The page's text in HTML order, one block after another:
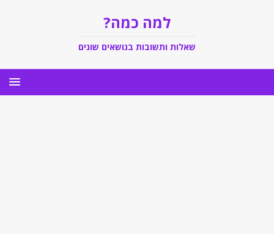
למה כמה?
שאלות ותשובות בנושאים שונים